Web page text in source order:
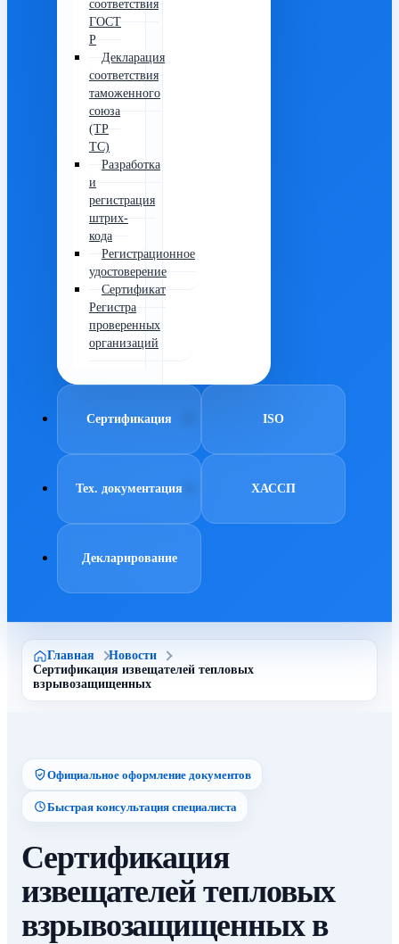
соответствия
ГОСТ
Р
Декларация
соответствия
таможенного
союза
(ТР
ТС)
Разработка
и
регистрация
штрих-
кода
Регистрационное
удостоверение
Сертификат
Регистра
проверенных
организаций
Сертификация ISO
Тех. документация ХАССП
Декларирование
Главная
Новости
Сертификация извещателей тепловых
взрывозащищенных
Официальное оформление документов
Быстрая консультация специалиста
Сертификация
извещателей тепловых
взрывозащищенных в